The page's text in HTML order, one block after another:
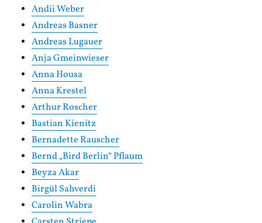
Andii Weber
Andreas Basner
Andreas Lugauer
Anja Gmeinwieser
Anna Housa
Anna Krestel
Arthur Roscher
Bastian Kienitz
Bernadette Rauscher
Bernd „Bird Berlin“ Pflaum
Beyza Akar
Birgül Sahverdi
Carolin Wabra